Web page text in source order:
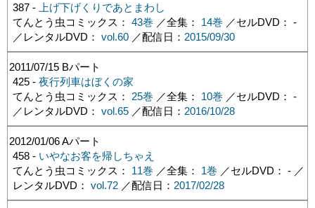
387 -
上げ下げくりであとまわし
てんとう虫コミックス： 43巻 ／全集： 14巻 ／セルDVD： -
／レンタルDVD： vol.60／配信日： 2015/09/30
2011/07/15 Bパート
425 - 夜行列車はぼくの家
てんとう虫コミックス： 25巻 ／全集： 10巻 ／セルDVD： -
／レンタルDVD： vol.65／配信日： 2016/10/28
2012/01/06Aパート
458 - いやなお客を帰しちゃえ
てんとう虫コミックス： 11巻 ／全集： 1巻 ／セルDVD： - ／
レンタルDVD： vol.72／配信日： 2017/02/28